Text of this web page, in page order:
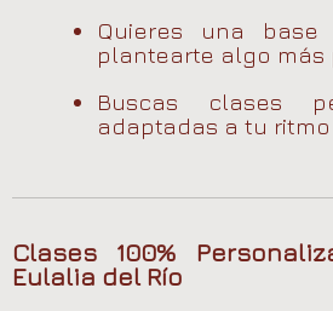
Quieres una
plantearte algo más
Buscas clases
adaptadas a tu ritmo
Clases 100%
Eulalia del Río